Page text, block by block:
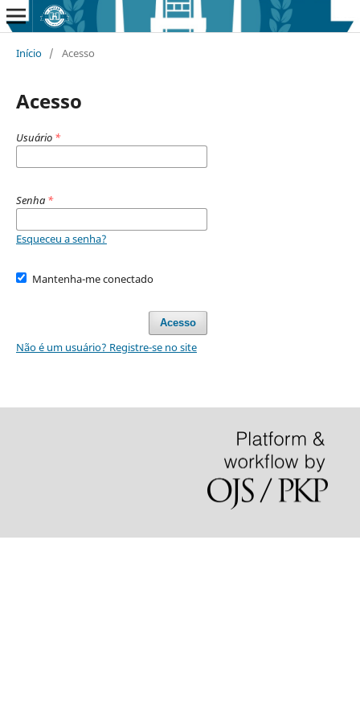
Início / Acesso
Acesso
Usuário *
Senha *
Esqueceu a senha?
Mantenha-me conectado
Acesso
Não é um usuário? Registre-se no site